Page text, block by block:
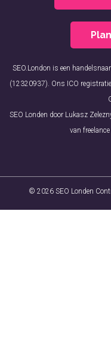
SEO.London is een
(12320937). Ons ICO
SEO Londen door Lukasz
van
© 2026 SEO Londen